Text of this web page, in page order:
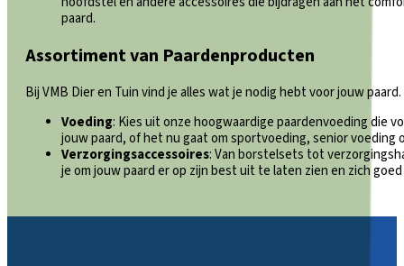
paard.
Assortiment van Paardenproducten
Bij VMB Dier en Tuin vind je alles wat je nodig hebt voor jouw
Voeding: Kies uit onze hoogwaardige paardenvoeding die
jouw paard, of het nu gaat om sportvoeding, senior voeding
Verzorgingsaccessoires: Van borstelsets tot
je om jouw paard er op zijn best uit te laten zien en zich